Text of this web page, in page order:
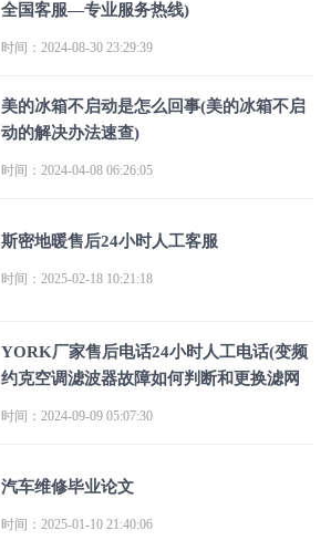
全国客服—专业服务热线)
时间：2024-08-30 23:29:39
美的冰箱不启动是怎么回事(美的冰箱不启
动的解决办法速查)
时间：2024-04-08 06:26:05
斯密地暖售后24小时人工客服
时间：2025-02-18 10:21:18
YORK厂家售后电话24小时人工电话(变频
约克空调滤波器故障如何判断和更换滤网
时间：2024-09-09 05:07:30
汽车维修毕业论文
时间：2025-01-10 21:40:06